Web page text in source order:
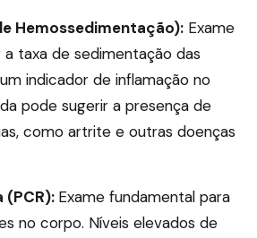
Hemossedimentação): Exame
taxa de sedimentação das
indicador de inflamação no
pode sugerir a presença de
como artrite e outras doenças
(PCR): Exame fundamental para
no corpo. Níveis elevados de